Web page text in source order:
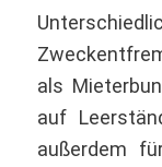
als
auf
außerdem